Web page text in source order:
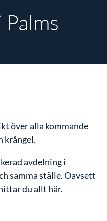
över alla kommande
krångel.
avdelning i
samma ställe. Oavsett
du allt här.